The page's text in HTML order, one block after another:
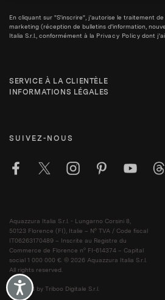
Accessibility
En cliquant sur "S'inscrire", j'autorise le traitement
marketing (réception de bulletins d'information,
Italia S.r.l., conformément à la Privacy Policy dont j'ai
SERVICE À LA CLIENTÈLE
INFORMATIONS LÉGALES
SUIVEZ-NOUS
Aquazzura Italia S.r.l. - Lungarno Corsini 8,
50123 Florence (FI), Italie – N° TVA / Code fiscal
IT06263170489 – Inscrite au Registre du
Commerce de Florence n° FI-614374 – Capital
social 1 000 000 €. © 2026 Aquazzura Italia S.r.l.
All rights reserved.
Powered by Triboo Digitale S.r.l.